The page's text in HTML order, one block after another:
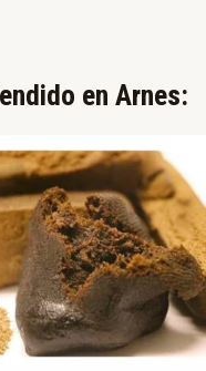
en Arnes:​